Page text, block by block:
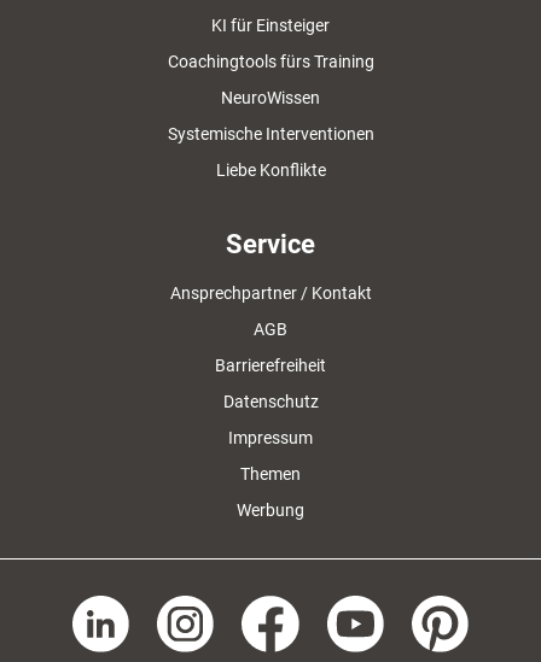
KI für Einsteiger
Coachingtools fürs Training
NeuroWissen
Systemische Interventionen
Liebe Konflikte
Service
Ansprechpartner / Kontakt
AGB
Barrierefreiheit
Datenschutz
Impressum
Themen
Werbung